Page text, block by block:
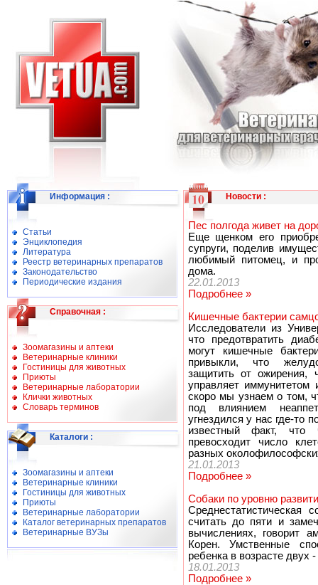
Информация :
Статьи
Энциклопедия
Литература
Реестр ветеринарных препаратов
Законодательство
Периодические издания
Справочная :
Зоомагазины и аптеки
Ветеринарные клиники
Гостиницы для животных
Приюты
Ветеринарные лаборатории
Клички животных
Словарь терминов
Каталоги :
Зоомагазины и аптеки
Ветеринарные клиники
Гостиницы для животных
Приюты
Ветеринарные лаборатории
Каталог ветеринарных препаратов
Ветеринарные ВУЗы
Новости:
Пес полгода живет на
Еще щенком его
супруги, поделив
любимый питомец, и
дома.
22.01.2013
Подробнее »
Кишечные бактерии
Исследователи из
что предотвратить
могут кишечные
привыкли, что
защитить от ожирения,
управляет
скоро мы узнаем о том,
под влиянием
угнездился у нас где-то
известный факт, что
превосходит число
разных
21.01.2013
Подробнее »
Собаки по уровню
Среднестатистическая
считать до пяти и
вычислениях, говорит
Корен. Умственные
ребенка в возрасте двух
18.01.2013
Подробнее »